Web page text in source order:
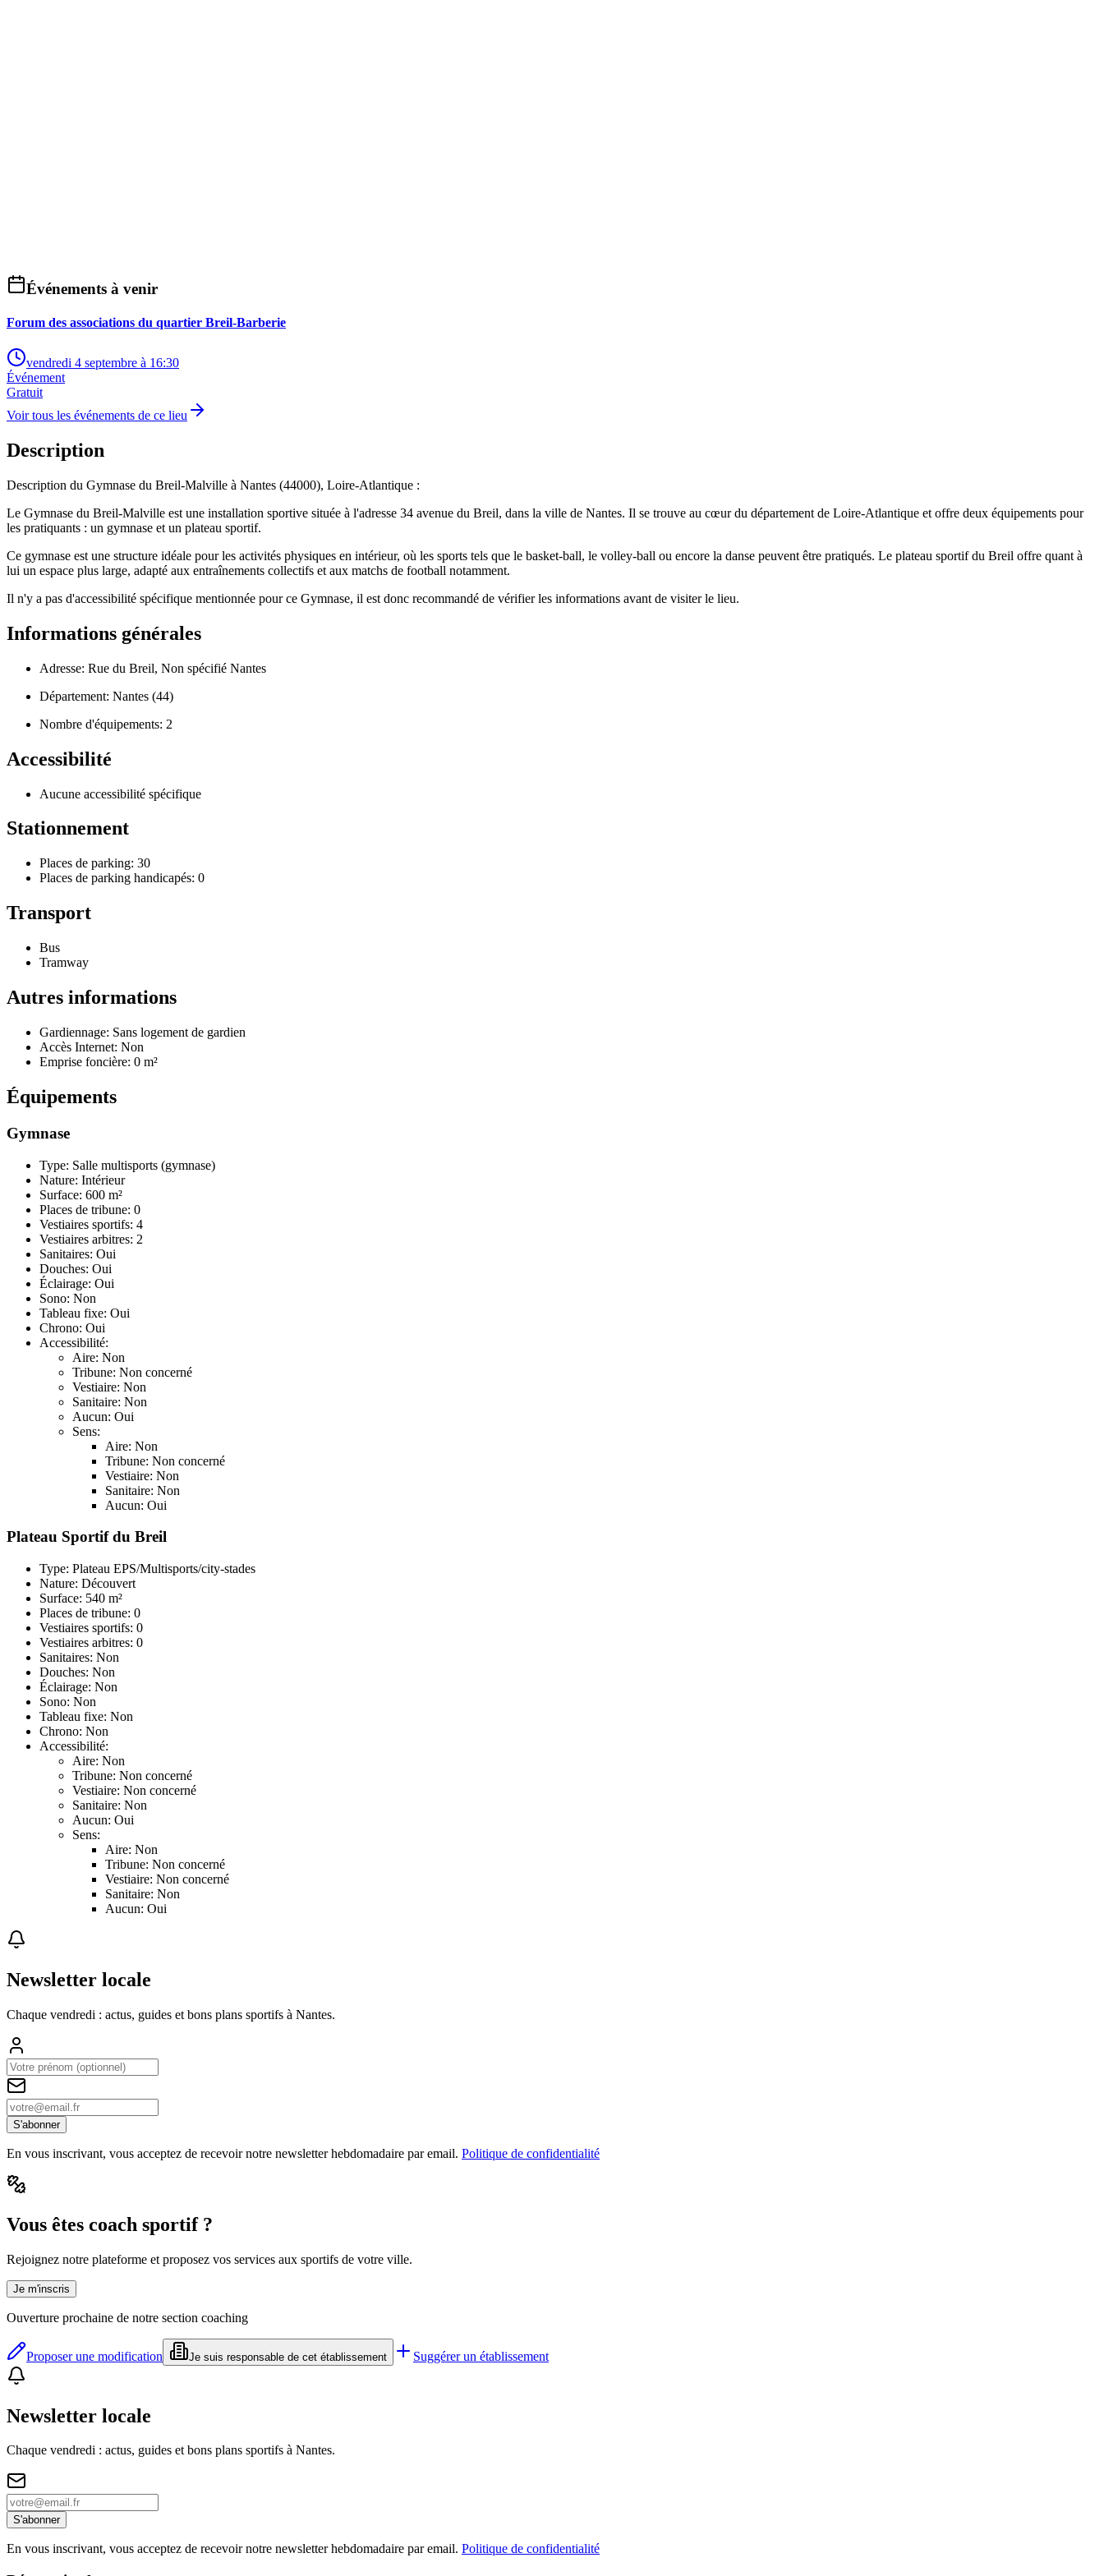
Événements à venir
Forum des associations du quartier Breil-Barberie
vendredi 4 septembre à 16:30
Événement
Gratuit
Voir tous les événements de ce lieu
Description
Description du Gymnase du Breil-Malville à Nantes (44000), Loire-Atlantique :
Le Gymnase du Breil-Malville est une installation sportive située à l'adresse 34 avenue du Breil, dans la ville de Nantes. Il se trouve au cœur du département de Loire-Atlantique et offre deux équipements pour
les pratiquants : un gymnase et un plateau sportif.
Ce gymnase est une structure idéale pour les activités physiques en intérieur, où les sports tels que le basket-ball, le volley-ball ou encore la danse peuvent être pratiqués. Le plateau sportif du Breil offre quant à
lui un espace plus large, adapté aux entraînements collectifs et aux matchs de football notamment.
Il n'y a pas d'accessibilité spécifique mentionnée pour ce Gymnase, il est donc recommandé de vérifier les informations avant de visiter le lieu.
Informations générales
Adresse: Rue du Breil, Non spécifié Nantes
Département: Nantes (44)
Nombre d'équipements: 2
Accessibilité
Aucune accessibilité spécifique
Stationnement
Places de parking: 30
Places de parking handicapés: 0
Transport
Bus
Tramway
Autres informations
Gardiennage: Sans logement de gardien
Accès Internet: Non
Emprise foncière: 0 m²
Équipements
Gymnase
Type: Salle multisports (gymnase)
Nature: Intérieur
Surface: 600 m²
Places de tribune: 0
Vestiaires sportifs: 4
Vestiaires arbitres: 2
Sanitaires: Oui
Douches: Oui
Éclairage: Oui
Sono: Non
Tableau fixe: Oui
Chrono: Oui
Accessibilité:
Aire: Non
Tribune: Non concerné
Vestiaire: Non
Sanitaire: Non
Aucun: Oui
Sens:
Aire: Non
Tribune: Non concerné
Vestiaire: Non
Sanitaire: Non
Aucun: Oui
Plateau Sportif du Breil
Type: Plateau EPS/Multisports/city-stades
Nature: Découvert
Surface: 540 m²
Places de tribune: 0
Vestiaires sportifs: 0
Vestiaires arbitres: 0
Sanitaires: Non
Douches: Non
Éclairage: Non
Sono: Non
Tableau fixe: Non
Chrono: Non
Accessibilité:
Aire: Non
Tribune: Non concerné
Vestiaire: Non concerné
Sanitaire: Non
Aucun: Oui
Sens:
Aire: Non
Tribune: Non concerné
Vestiaire: Non concerné
Sanitaire: Non
Aucun: Oui
Newsletter locale
Chaque vendredi : actus, guides et bons plans sportifs à Nantes.
S'abonner
En vous inscrivant, vous acceptez de recevoir notre newsletter hebdomadaire par email. Politique de confidentialité
Vous êtes coach sportif ?
Rejoignez notre plateforme et proposez vos services aux sportifs de votre ville.
Je m'inscris
Ouverture prochaine de notre section coaching
Proposer une modification Je suis responsable de cet établissement Suggérer un établissement
Newsletter locale
Chaque vendredi : actus, guides et bons plans sportifs à Nantes.
S'abonner
En vous inscrivant, vous acceptez de recevoir notre newsletter hebdomadaire par email. Politique de confidentialité